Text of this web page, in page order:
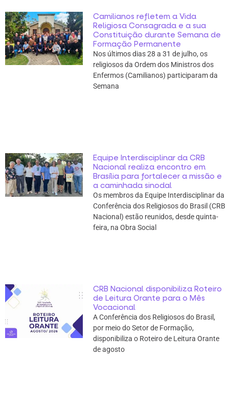
Camilianos refletem a Vida
Religiosa Consagrada e a sua
Constituição durante Semana de
Formação Permanente
Nos últimos dias 28 a 31 de julho, os
religiosos da Ordem dos Ministros dos
Enfermos (Camilianos) participaram da
Semana
Equipe Interdisciplinar da CRB
Nacional realiza encontro em
Brasília para fortalecer a missão e
a caminhada sinodal
Os membros da Equipe Interdisciplinar da
Conferência dos Religiosos do Brasil (CRB
Nacional) estão reunidos, desde quinta-
feira, na Obra Social
CRB Nacional disponibiliza Roteiro
de Leitura Orante para o Mês
Vocacional
A Conferência dos Religiosos do Brasil,
por meio do Setor de Formação,
disponibiliza o Roteiro de Leitura Orante
de agosto